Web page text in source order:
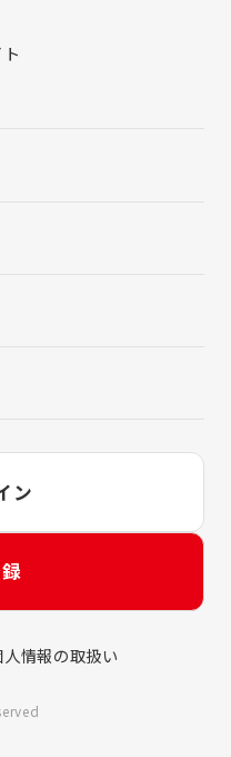
ン
人情報の取扱い